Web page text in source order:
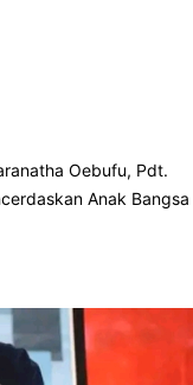
Oebufu, Pdt.
Anak Bangsa